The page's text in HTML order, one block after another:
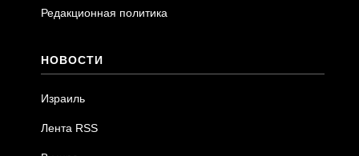
Редакционная политика
НОВОСТИ
Израиль
Лента RSS